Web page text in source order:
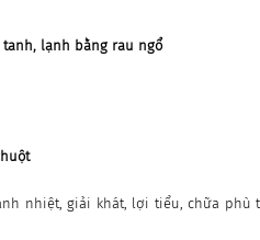
lạnh bằng rau ngổ
nhiệt, giải khát, lợi tiểu, chữa phù